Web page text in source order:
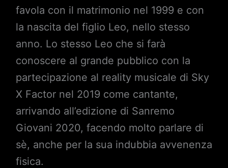
favola con il matrimonio nel 1999 e con
la nascita del figlio Leo, nello stesso
anno. Lo stesso Leo che si farà
conoscere al grande pubblico con la
partecipazione al reality musicale di Sky
X Factor nel 2019 come cantante,
arrivando all’edizione di Sanremo
Giovani 2020, facendo molto parlare di
sè, anche per la sua indubbia avvenenza
fisica.